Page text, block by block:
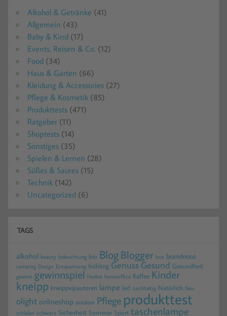
Alkohol & Getränke (41)
Allgemein (43)
Baby & Kind (17)
Events, Reisen & Co. (12)
Food (34)
Haus & Garten (66)
Kleidung & Accessories (27)
Pflege & Kosmetik (85)
Produkttests (471)
Ratgeber (11)
Shoptests (14)
Sonstiges (35)
Spielen & Lernen (28)
Süßes & Saures (15)
Technik (142)
Uncategorized (6)
TAGS
alkohol beauty beleuchtung bio BlogBlogger box brandnooz
camping Design Entspannung frühling GenussGesund Gesundheit
gewinn gewinnspiel Herbst homeoffice Kaffee Kinder
kneipp kneippvipautoren lampe led nachhaltig Natürlich Neu
olight onlineshop outdoor Pflege produkttest
schlafen schwarz Sicherheit Sommer Sport taschenlampe